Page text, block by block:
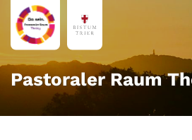
Zum Inhalt springen
Pastoraler Raum